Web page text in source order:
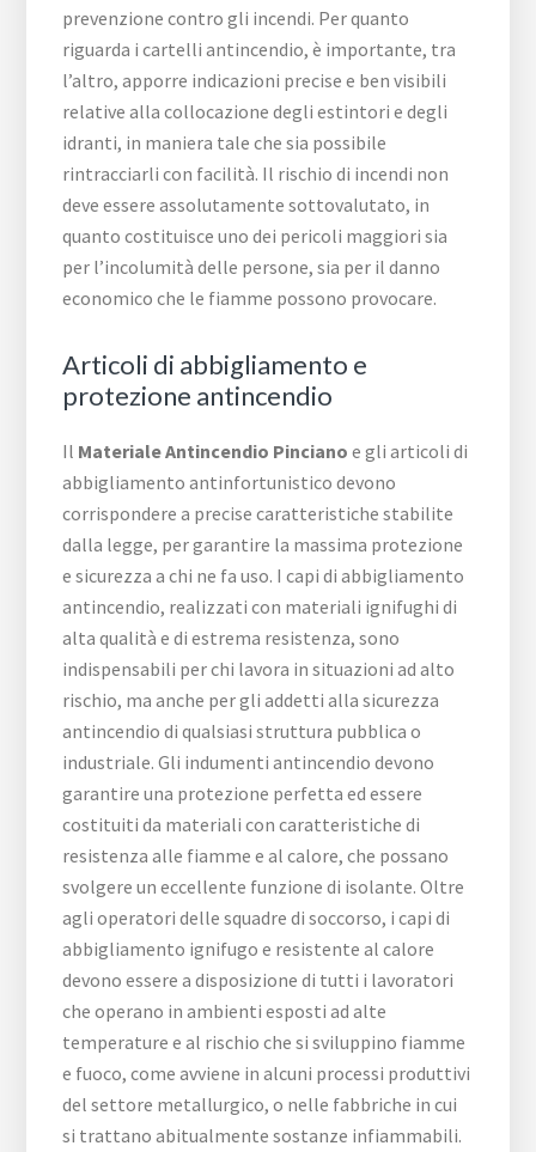
prevenzione contro gli incendi. Per quanto
riguarda i cartelli antincendio, è importante, tra
l’altro, apporre indicazioni precise e ben visibili
relative alla collocazione degli estintori e degli
idranti, in maniera tale che sia possibile
rintracciarli con facilità. Il rischio di incendi non
deve essere assolutamente sottovalutato, in
quanto costituisce uno dei pericoli maggiori sia
per l’incolumità delle persone, sia per il danno
economico che le fiamme possono provocare.
Articoli di abbigliamento e
protezione antincendio
Il Materiale Antincendio Pinciano e gli articoli di
abbigliamento antinfortunistico devono
corrispondere a precise caratteristiche stabilite
dalla legge, per garantire la massima protezione
e sicurezza a chi ne fa uso. I capi di abbigliamento
antincendio, realizzati con materiali ignifughi di
alta qualità e di estrema resistenza, sono
indispensabili per chi lavora in situazioni ad alto
rischio, ma anche per gli addetti alla sicurezza
antincendio di qualsiasi struttura pubblica o
industriale. Gli indumenti antincendio devono
garantire una protezione perfetta ed essere
costituiti da materiali con caratteristiche di
resistenza alle fiamme e al calore, che possano
svolgere un eccellente funzione di isolante. Oltre
agli operatori delle squadre di soccorso, i capi di
abbigliamento ignifugo e resistente al calore
devono essere a disposizione di tutti i lavoratori
che operano in ambienti esposti ad alte
temperature e al rischio che si sviluppino fiamme
e fuoco, come avviene in alcuni processi produttivi
del settore metallurgico, o nelle fabbriche in cui
si trattano abitualmente sostanze infiammabili.